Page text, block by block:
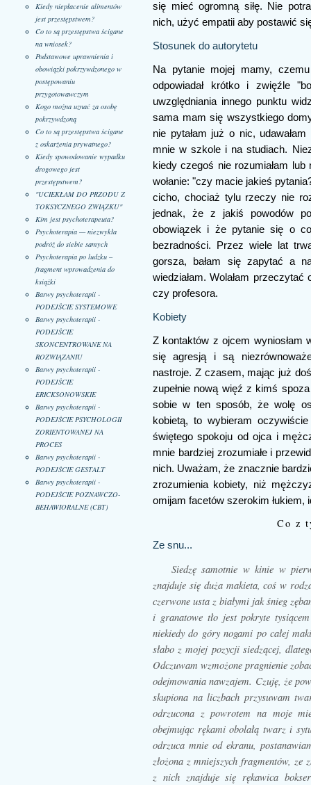
Kiedy niepłacenie alimentów
jest przestępstwem?
Co to są przestępstwa ścigane
na wniosek?
Podstawowe uprawnienia i
obowiązki pokrzywdzonego w
postępowaniu
przygotowawczym
Kogo można uznać za osobę
pokrzywdzoną
Co to są przestępstwa ścigane
z oskarżenia prywatnego?
Kiedy spowodowanie wypadku
drogowego jest
przestępstwem?
"UCIEKŁAM DO PRZODU Z
TOKSYCZNEGO ZWIĄZKU"
Kim jest psychoterapeuta?
Psychoterapia — niezwykła
podróż do siebie samych
Psychoterapia po ludzku –
fragment wprowadzenia do
książki
Barwy psychoterapii -
PODEJŚCIE SYSTEMOWE
Barwy psychoterapii -
PODEJŚCIE
SKONCENTROWANE NA
ROZWIĄZANIU
Barwy psychoterapii -
PODEJŚCIE
ERICKSONOWSKIE
Barwy psychoterapii -
PODEJŚCIE PSYCHOLOGII
ZORIENTOWANEJ NA
PROCES
Barwy psychoterapii -
PODEJŚCIE GESTALT
Barwy psychoterapii -
PODEJŚCIE POZNAWCZO-
BEHAWIORALNE (CBT)
się mieć ogromną siłę. Nie
nich, użyć empatii aby postawić
Stosunek do autorytetu
Na pytanie mojej mamy,
odpowiadał krótko i zwięźle
uwzględniania innego punktu
sama mam się wszystkiego
nie pytałam już o nic,
mnie w szkole i na studiach.
kiedy czegoś nie rozumiałam lub
wołanie: "czy macie jakieś
cicho, chociaż tylu rzeczy nie
jednak, że z jakiś powodów
obowiązek i że pytanie się o
bezradności. Przez wiele lat
gorsza, bałam się zapytać a
wiedziałam. Wolałam
czy profesora.
Kobiety
Z kontaktów z ojcem wyniosłam
się agresją i są
nastroje. Z czasem, mając już
zupełnie nową więź z kimś
sobie w ten sposób, że wolę
kobietą, to wybieram
świętego spokoju od ojca i
mnie bardziej zrozumiałe i
nich. Uważam, że znacznie
zrozumienia kobiety, niż
omijam facetów szerokim łukiem,
Co z
Ze snu...
Siedzę samotnie w kinie w
znajduje się duża makieta, coś w
czerwone usta z białymi jak śnieg
i granatowe tło jest pokryte
niekiedy do góry nogami po całej
słabo z mojej pozycji siedzącej,
Odczuwam wzmożone pragnienie
odejmowania nawzajem. Czuję, że
skupiona na liczbach przysuwam
odrzucona z powrotem na moje
obejmując rękami obolałą twarz i
odrzuca mnie od ekranu,
złożona z mniejszych fragmentów, ze
z nich znajduje się rękawica